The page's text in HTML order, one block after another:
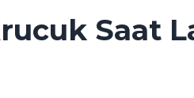
Saat